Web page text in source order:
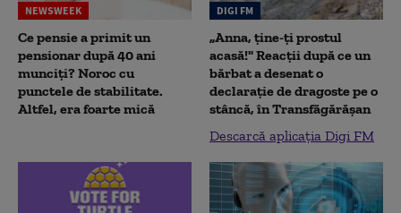
NEWSWEEK
Ce pensie a primit un
pensionar după 40 ani
munciți? Noroc cu
punctele de stabilitate.
Altfel, era foarte mică
DIGI FM
„Anna, ţine-ţi prostul
acasă!" Reacţii după ce un
bărbat a desenat o
declaraţie de dragoste pe o
stâncă, în Transfăgărăşan
Descarcă aplicația Digi FM